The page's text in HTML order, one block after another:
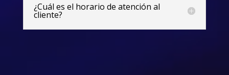
¿Cuál es el horario de atención al
cliente?